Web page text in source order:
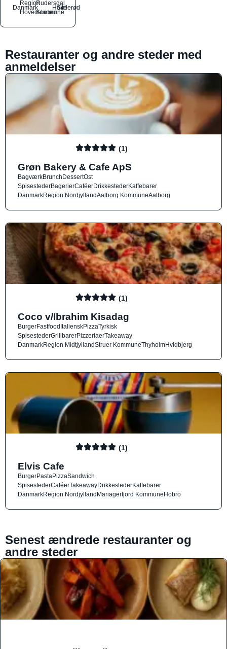
Danmark
Region
Hovedstaden
Rudersdal
Kommune
Holte
Søllerød
Restauranter og andre steder med
anmeldelser
(1)
Grøn Bakery & Cafe ApS
BagværkBrunchDessertOst
SpisestederBagerierCaféerDrikkestederKaffebarer
DanmarkRegion NordjyllandAalborg KommuneAalborg
(1)
Coco v/Ibrahim Kisadag
BurgerFastfoodItalienskPizzaTyrkisk
SpisestederGrillbarerPizzeriaerTakeaway
DanmarkRegion MidtjyllandStruer KommuneThyholmHvidbjerg
(1)
Elvis Cafe
BurgerPastaPizzaSandwich
SpisestederCaféerTakeawayDrikkestederKaffebarer
DanmarkRegion NordjyllandMariagerfjord KommuneHobro
Senest ændrede restauranter og
andre steder